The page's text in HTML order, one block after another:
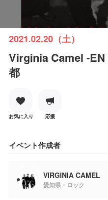
2021.02.20（土）
Virginia Camel -
都
お気に入り 応援
イベント作成者
VIRGINIA CAMEL
愛知県・ロック